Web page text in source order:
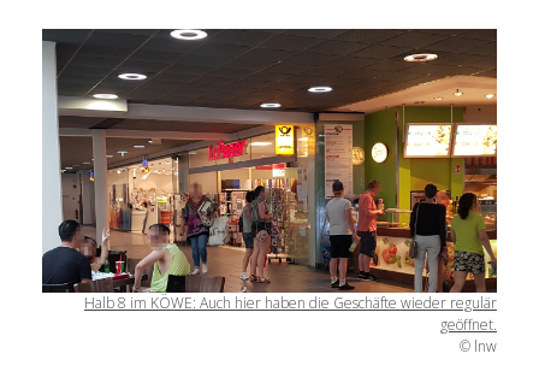
Halb 8 im KÖWE: Auch hier haben die Geschäfte wieder regulär
geöffnet.
© lnw